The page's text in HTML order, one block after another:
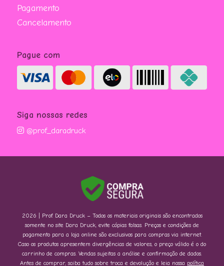
Pagamento
Cancelamento
Pague com
Siga nossas redes
@prof_daradruck
2026 | Prof. Dara Druck – Todos os materiais originais são encontrados
somente no site Dara Druck, evite cópias falsas. Preços e condições de
pagamento para a loja online são exclusivos para compras via internet.
Caso os produtos apresentem divergências de valores, o preço válido é o do
carrinho de compras. Vendas sujeitas a análise e confirmação de dados.
Antes de comprar, saiba tudo sobre troca e devolução e leia nossa política